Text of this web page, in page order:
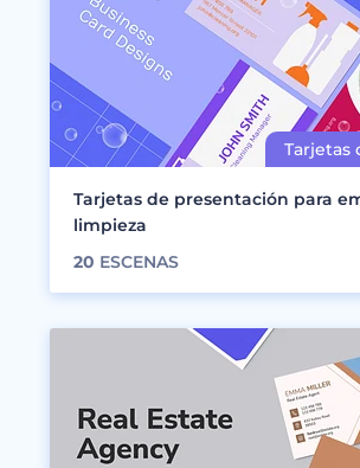
Tarjetas de presentación para
limpieza
20 ESCENAS